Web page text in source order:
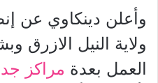
وأعلن دينكاوي عن
ولاية النيل الازرق
العمل بعدة مراكز